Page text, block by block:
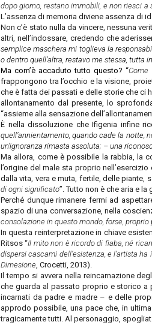
dopo giorno, restano immobili, e non riesci
L’assenza di memoria diviene assenza di
Non c’è stato nulla da vincere, nessuna
altri, nell’indossare, credendo che
semplice maschera mi toglieva la
o dentro quell’altra, restavo me stessa, tutta
Ma com’è accaduto tutto questo?“Come
frappongono tra l’occhio e la visione,
che è fatta dei passati e delle storie che ci
allontanamento dal presente, lo
“assieme alla sensazione
È nella dissoluzione che Ifigenia infine
quell’annientamento, quando cade la notte,
un’ignoranza rimasta assoluta; – una
Ma allora, come è possibile la rabbia, la
l’origine del male sta proprio
dalla vita, vera e muta, fertile, delle piante,
di ogni significato”. Tutto non è che aria e
Perché dunque rimanere fermi ad
spazio di una conversazione, nella
consolazione in questo mondo, forse,
In questa reinterpretazione in chiave
Ritsos “Il mito non è ricordo di fiaba, né
dispersi cascami dell’esistenza, e l’artista
Dimesione, Crocetti, 2013).
Il tempo si avvera nella reincarnazione
che guarda al passato proprio e storico
incarnati da padre e madre – e delle
approdo possibile, una pace che, in
tragicamente tutti. Al personaggio,